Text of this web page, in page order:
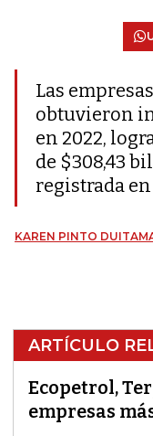
Las
obtuvieron
en 2022,
de $308,43
registrada en
KAREN PINTO
ARTÍCULO
Ecopetrol,
empresas